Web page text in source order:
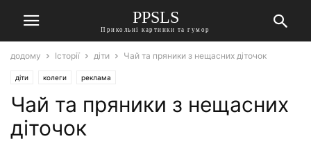
PPSLS
Прикольні картинки та гумор
додому Історії діти Чай та пряники з нещасних діточок
діти колеги реклама
Чай та пряники з нещасних
діточок